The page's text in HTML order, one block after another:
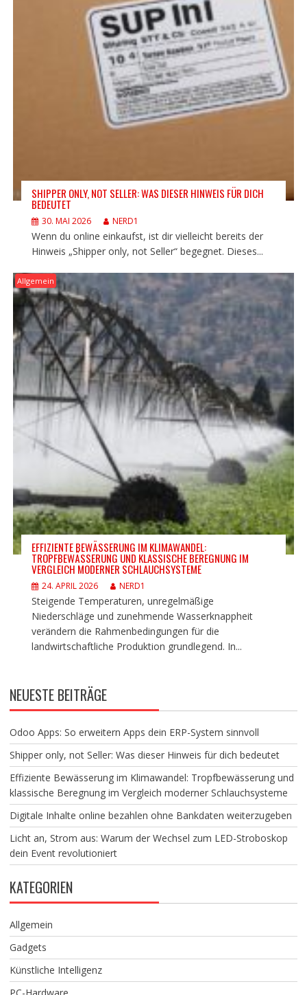
SHIPPER ONLY, NOT SELLER: WAS DIESER HINWEIS FÜR DICH
BEDEUTET
30. MAI 2026 NERD1
Wenn du online einkaufst, ist dir vielleicht bereits der
Hinweis „Shipper only, not Seller“ begegnet. Dieses...
Allgemein
EFFIZIENTE BEWÄSSERUNG IM KLIMAWANDEL:
TROPFBEWÄSSERUNG UND KLASSISCHE BEREGNUNG IM
VERGLEICH MODERNER SCHLAUCHSYSTEME
24. APRIL 2026 NERD1
Steigende Temperaturen, unregelmäßige
Niederschläge und zunehmende Wasserknappheit
verändern die Rahmenbedingungen für die
landwirtschaftliche Produktion grundlegend. In...
NEUESTE BEITRÄGE
Odoo Apps: So erweitern Apps dein ERP-System sinnvoll
Shipper only, not Seller: Was dieser Hinweis für dich bedeutet
Effiziente Bewässerung im Klimawandel: Tropfbewässerung und
klassische Beregnung im Vergleich moderner Schlauchsysteme
Digitale Inhalte online bezahlen ohne Bankdaten weiterzugeben
Licht an, Strom aus: Warum der Wechsel zum LED-Stroboskop
dein Event revolutioniert
KATEGORIEN
Allgemein
Gadgets
Künstliche Intelligenz